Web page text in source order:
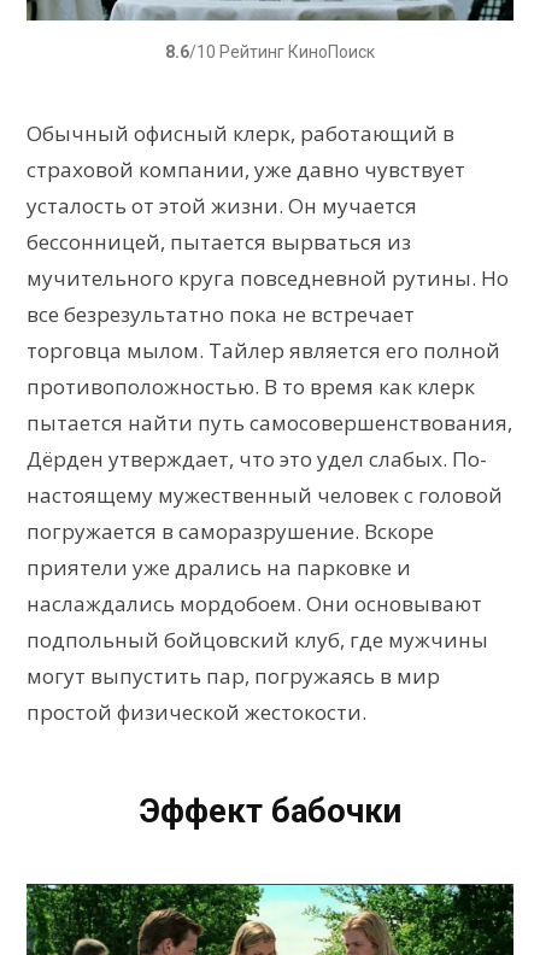
8.6/10 Рейтинг КиноПоиск
Обычный офисный клерк, работающий в
страховой компании, уже давно чувствует
усталость от этой жизни. Он мучается
бессонницей, пытается вырваться из
мучительного круга повседневной рутины. Но
все безрезультатно пока не встречает
торговца мылом. Тайлер является его полной
противоположностью. В то время как клерк
пытается найти путь самосовершенствования,
Дёрден утверждает, что это удел слабых. По-
настоящему мужественный человек с головой
погружается в саморазрушение. Вскоре
приятели уже дрались на парковке и
наслаждались мордобоем. Они основывают
подпольный бойцовский клуб, где мужчины
могут выпустить пар, погружаясь в мир
простой физической жестокости.
Эффект бабочки